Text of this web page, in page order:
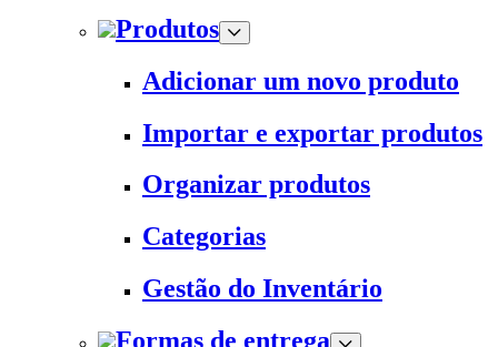
Produtos
Adicionar um novo produto
Importar e exportar produtos
Organizar produtos
Categorias
Gestão do Inventário
Formas de entrega